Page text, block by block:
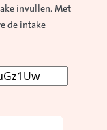
invullen. Met
de intake